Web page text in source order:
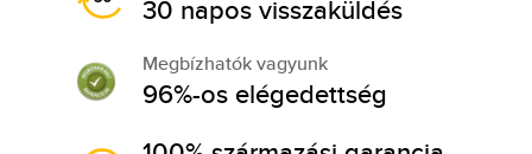
30 napos visszaküldés
Megbízhatók vagyunk
96%-os elégedettség